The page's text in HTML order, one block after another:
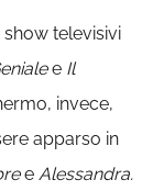
televisivi
e Il
invece,
apparso in
eAlessandra.